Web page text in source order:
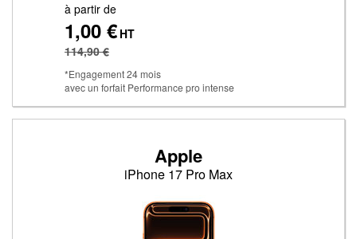
à partir de
1,00 € HT
114,90 €
*Engagement 24 mois
avec un forfait Performance pro intense
Apple
iPhone 17 Pro Max